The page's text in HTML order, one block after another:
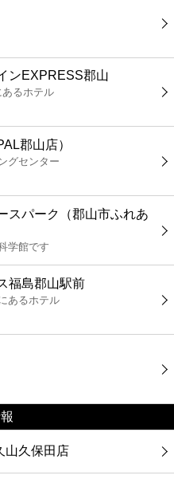
ンEXPRESS郡山
るホテル
郡山店）
グセンター
スパーク（郡山市ふれあ
学館です
福島郡山駅前
あるホテル
山久保田店